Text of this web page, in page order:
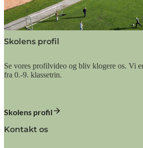
Skolens profil
Se vores profilvideo og bliv klogere os. Vi
fra 0.-9. klassetrin.
Skolens profil
Kontakt os